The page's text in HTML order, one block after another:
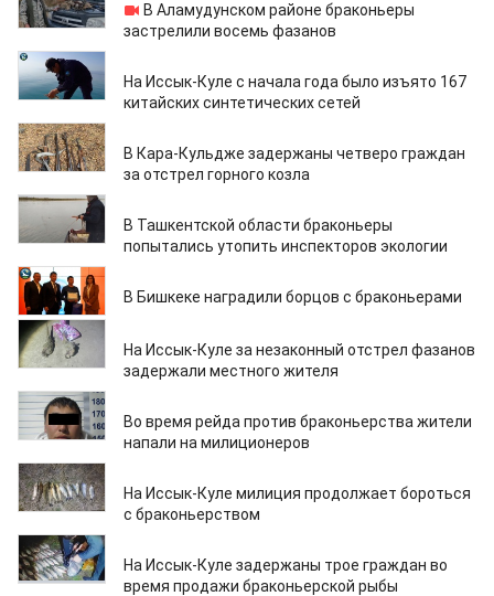
В Аламудунском районе браконьеры
застрелили восемь фазанов
14.10.2024
На Иссык-Куле с начала года было изъято 167
китайских синтетических сетей
29.09.2024
В Кара-Кульдже задержаны четверо граждан
за отстрел горного козла
03.05.2024
В Ташкентской области браконьеры
попытались утопить инспекторов экологии
05.03.2024
В Бишкеке наградили борцов с браконьерами
28.11.2023
На Иссык-Куле за незаконный отстрел фазанов
задержали местного жителя
21.11.2023
Во время рейда против браконьерства жители
напали на милиционеров
07.11.2023
На Иссык-Куле милиция продолжает бороться
с браконьерством
30.10.2023
На Иссык-Куле задержаны трое граждан во
время продажи браконьерской рыбы